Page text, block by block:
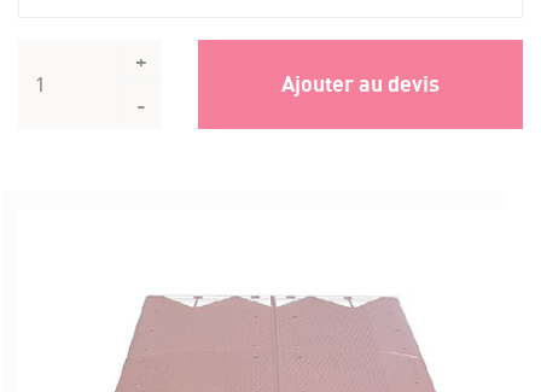
+
-
Ajouter au devis